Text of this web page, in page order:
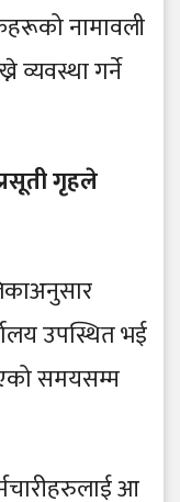
नामावली
व्यवस्था गर्ने
गृहले
उपस्थित भई
समयसम्म
आ